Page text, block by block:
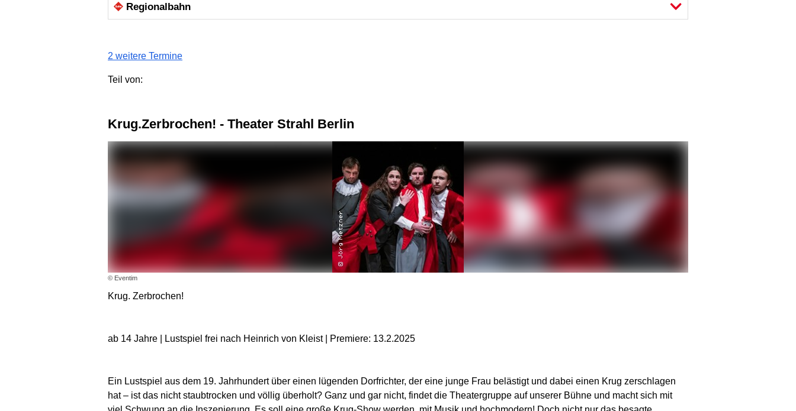
Regional­bahn
2 weitere Termine
Teil von:
Krug.Zerbrochen! - Theater Strahl Berlin
© Eventim
Krug. Zerbrochen!
ab 14 Jahre | Lustspiel frei nach Heinrich von Kleist | Premiere: 13.2.2025
Ein Lustspiel aus dem 19. Jahrhundert über einen lügenden Dorfrichter, der eine junge Frau belästigt und dabei einen Krug zerschlagen
hat – ist das nicht staubtrocken und völlig überholt? Ganz und gar nicht, findet die Theatergruppe auf unserer Bühne und macht sich mit